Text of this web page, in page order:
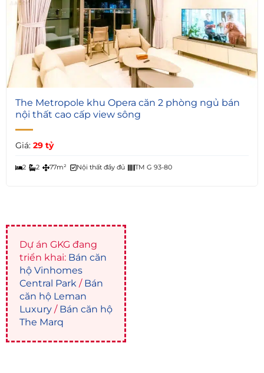
3
The Metropole khu Opera căn 2 phòng ngủ bán
nội thất cao cấp view sông
Giá: 29 tỷ
2 2 77m² Nội thất đầy đủ TM G 93-80
Dự án GKG đang
triển khai: Bán căn
hộ Vinhomes
Central Park / Bán
căn hộ Leman
Luxury / Bán căn hộ
The Marq